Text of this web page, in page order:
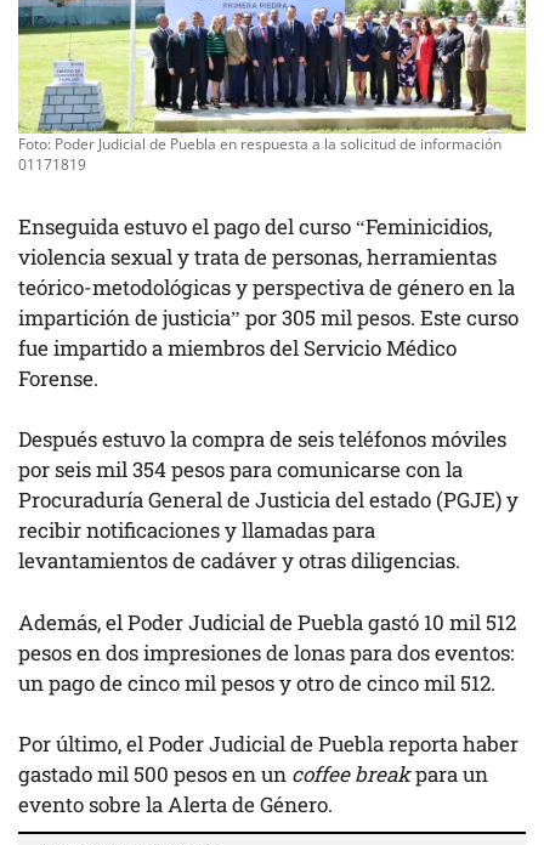
Foto: Poder Judicial de Puebla en respuesta a la solicitud de información
01171819
Enseguida estuvo el pago del curso “Feminicidios,
violencia sexual y trata de personas, herramientas
teórico-metodológicas y perspectiva de género en la
impartición de justicia” por 305 mil pesos. Este curso
fue impartido a miembros del Servicio Médico
Forense.
Después estuvo la compra de seis teléfonos móviles
por seis mil 354 pesos para comunicarse con la
Procuraduría General de Justicia del estado (PGJE) y
recibir notificaciones y llamadas para
levantamientos de cadáver y otras diligencias.
Además, el Poder Judicial de Puebla gastó 10 mil 512
pesos en dos impresiones de lonas para dos eventos:
un pago de cinco mil pesos y otro de cinco mil 512.
Por último, el Poder Judicial de Puebla reporta haber
gastado mil 500 pesos en un coffee breakpara un
evento sobre la Alerta de Género.